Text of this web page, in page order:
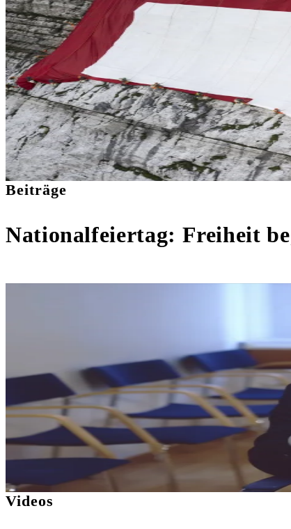
Beiträge
Nationalfeiertag: Freiheit
Videos